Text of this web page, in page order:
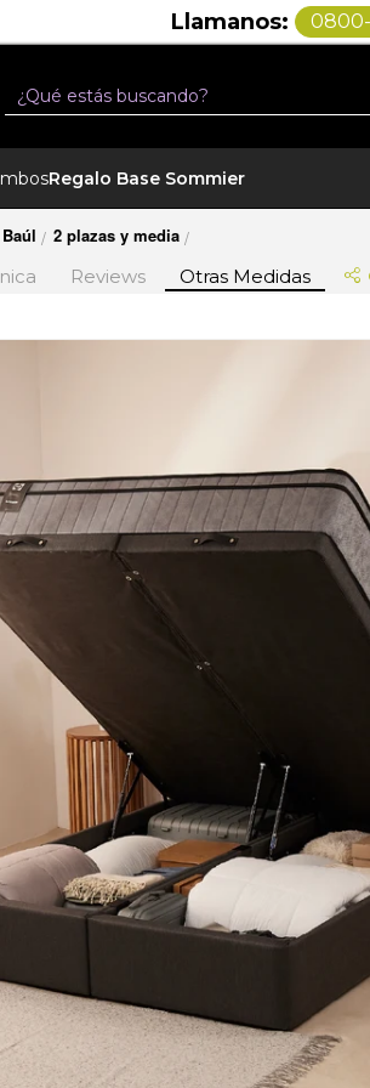
24 cuotas sin
Regalo Base Sommier
/ 2 plazas y media /
Reviews Otras Medidas